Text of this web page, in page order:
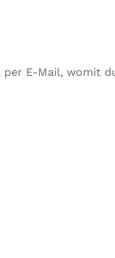
E-Mail, womit